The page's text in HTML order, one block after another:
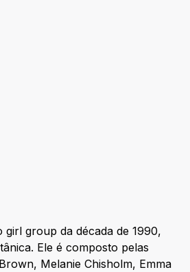
girl group da década de 1990,
Ele é composto pelas
Melanie Chisholm, Emma